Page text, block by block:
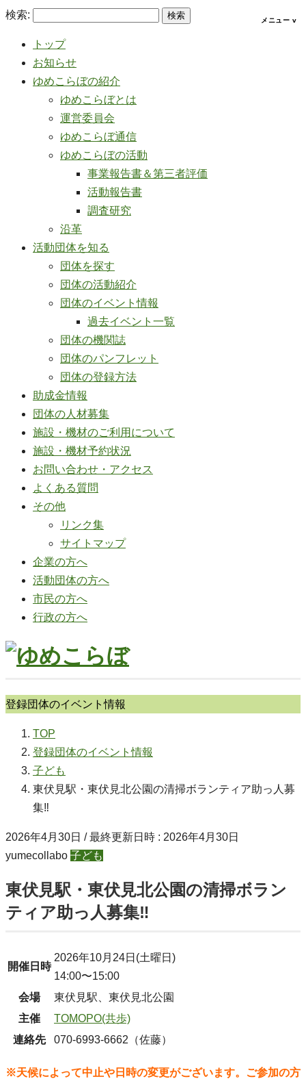
検索:
トップ
お知らせ
ゆめこらぼの紹介
ゆめこらぼとは
運営委員会
ゆめこらぼ通信
ゆめこらぼの活動
事業報告書＆第三者評価
活動報告書
調査研究
沿革
活動団体を知る
団体を探す
団体の活動紹介
団体のイベント情報
過去イベント一覧
団体の機関誌
団体のパンフレット
団体の登録方法
助成金情報
団体の人材募集
施設・機材のご利用について
施設・機材予約状況
お問い合わせ・アクセス
よくある質問
その他
リンク集
サイトマップ
企業の方へ
活動団体の方へ
市民の方へ
行政の方へ
登録団体のイベント情報
TOP
登録団体のイベント情報
子ども
東伏見駅・東伏見北公園の清掃ボランティア助っ人募
集‼
2026年4月30日 / 最終更新日時 : 2026年4月30日
yumecollabo 子ども
東伏見駅・東伏見北公園の清掃ボラン
ティア助っ人募集‼
開催日時
2026年10月24日(土曜日)
14:00〜15:00
会場
東伏見駅、東伏見北公園
主催
TOMOPO(共歩)
連絡先
070-6993-6662（佐藤）
※天候によって中止や日時の変更がございます。ご参加の方